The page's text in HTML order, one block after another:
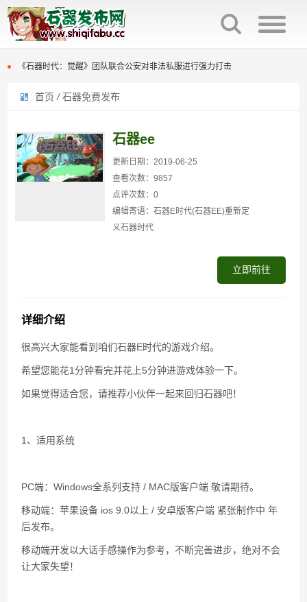
石器时代觉醒制作人来信：感谢全体石灰并肩同行
火魔翟贝里恩，作为强力辅助宠，在战场中可为战宠提供大量攻击力加成
《石器时代：觉醒》团队联合公安对非法私服进行强力打击
原版石器时代几大坑点
百战石器更新主线任务支持组队完成（同时支持一机多控）
百战石器私服凌晨掉线说明
石器时代觉醒制作人来信：感谢全体石灰并肩同行
《石器时代：觉醒》团队联合公安对非法私服进行强力打击
百战石器优化回炉面板显示参数，直接提示满档信息，避免遗漏。
首页 / 石器免费发布
石器ee
更新日期：2019-06-25
查看次数：9857
点评次数：0
编辑寄语：石器E时代(石器EE)重新定
义石器时代
立即前往
详细介绍
很高兴大家能看到咱们石器E时代的游戏介绍。
希望您能花1分钟看完并花上5分钟进游戏体验一下。
如果觉得适合您，请推荐小伙伴一起来回归石器吧！
1、适用系统
PC端：Windows全系列支持 / MAC版客户端 敬请期待。
移动端：苹果设备 ios 9.0以上 / 安卓版客户端 紧张制作中 年
后发布。
移动端开发以大话手感操作为参考，不断完善进步，绝对不会
让大家失望！